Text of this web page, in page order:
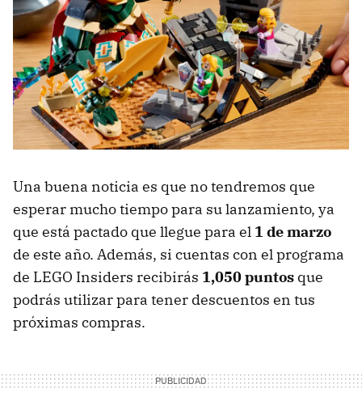
Una buena noticia es que no tendremos que
esperar mucho tiempo para su lanzamiento, ya
que está pactado que llegue para el 1 de marzo
de este año. Además, si cuentas con el programa
de LEGO Insiders recibirás 1,050 puntos que
podrás utilizar para tener descuentos en tus
próximas compras.